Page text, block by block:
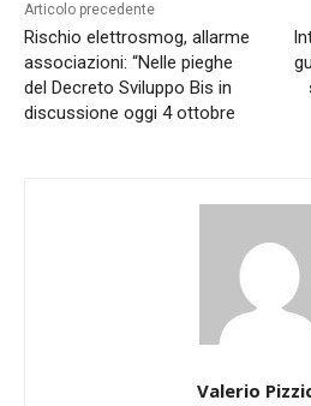
Articolo precedente
Rischio elettrosmog, allarme
associazioni: “Nelle pieghe
del Decreto Sviluppo Bis in
discussione oggi 4 ottobre
Valerio